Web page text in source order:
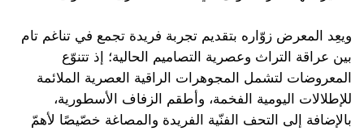
ويعِد المعرض زوّاره بتقديم تجربة فريدة تجمع في تناغم تام
بين عراقة التراث وعصرية التصاميم الحالية؛ إذ تتنوّع
المعروضات لتشمل المجوهرات الراقية العصرية الملائمة
للإطلالات اليومية الفخمة، وأطقم الزفاف الأسطورية،
بالإضافة إلى التحف الفنّية الفريدة والمصاغة خصّيصًا لأهمّ